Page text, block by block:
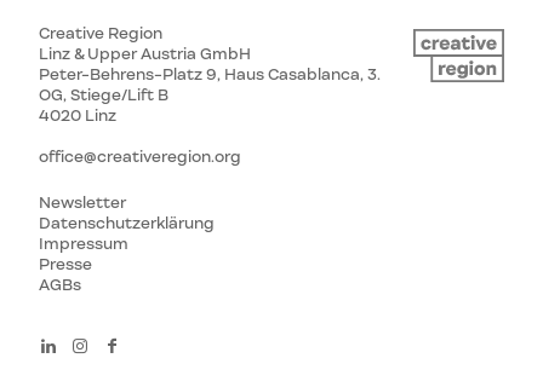
Creative Region
Linz & Upper Austria GmbH
Peter-Behrens-Platz 9, Haus Casablanca, 3.
OG, Stiege/Lift B
4020 Linz
office@creativeregion.org
Newsletter
Datenschutzerklärung
Impressum
Presse
AGBs